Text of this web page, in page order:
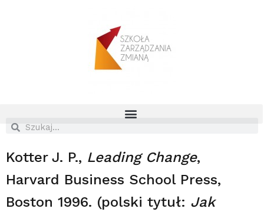
Kotter J. P., Leading Change,
Harvard Business School Press,
Boston 1996. (polski tytuł: Jak